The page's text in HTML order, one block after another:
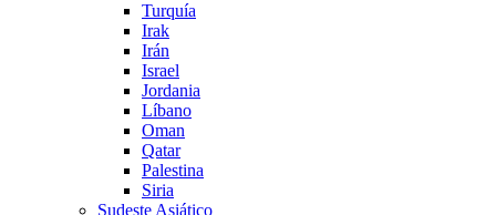
Turquía
Irak
Irán
Israel
Jordania
Líbano
Oman
Qatar
Palestina
Siria
Sudeste Asiático